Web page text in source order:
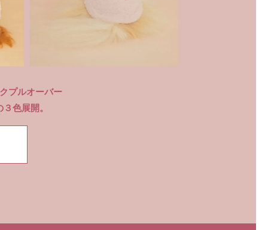
プルオーバー
色展開。